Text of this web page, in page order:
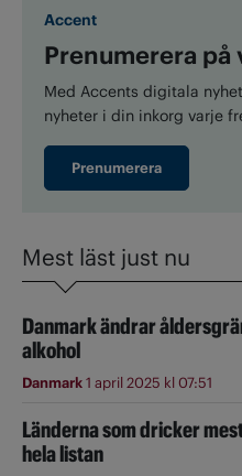
Accent
Prenumerera
Med Accents digitala
nyheter i din inkorg varje
Prenumerera
Mest läst just nu
Danmark ändrar
alkohol
Danmark1 april 2025 kl 07:51
Länderna som dricker
hela listan